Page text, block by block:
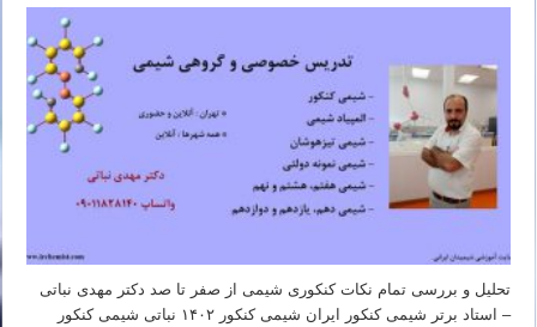
تحلیل و بررسی تمام نکات کنکوری شیمی از صفر تا صد دکتر مهدی نباتی
– استاد برتر شیمی کنکور ایران شیمی کنکور ۱۴۰۲ نباتی شیمی کنکور